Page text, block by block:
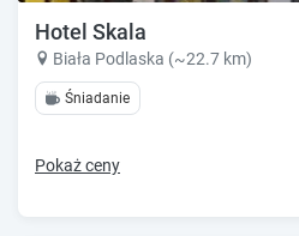
Hotel Skala
Biała Podlaska (~22.7 km)
Śniadanie
Pokaż ceny